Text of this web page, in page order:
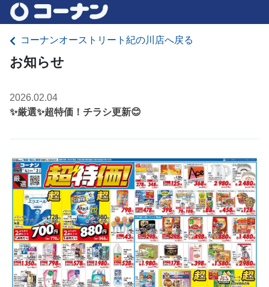
コーナンオーストリート紀の川店へ戻る
お知らせ
2026.02.04
✨厳選✨超特価！チラシ更新😊